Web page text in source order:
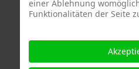
einer Ablehnung
Funktionalitäten der Seite